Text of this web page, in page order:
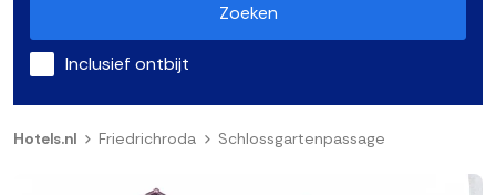
Zoeken
Inclusief ontbijt
Hotels.nl Friedrichroda Schlossgartenpassage